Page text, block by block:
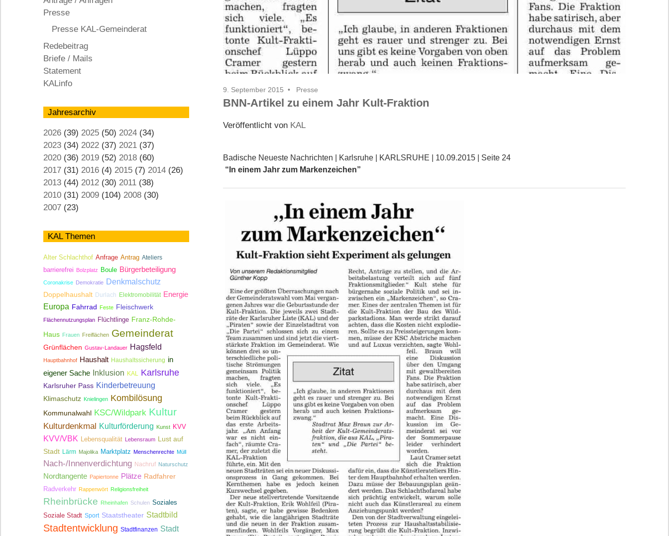
KAL
9. September 2015 Presse
BNN-Artikel zu einem Jahr Kult-Fraktion
Veröffentlicht von KAL
Badische Neueste Nachrichten | Karlsruhe | KARLSRUHE | 10.09.2015 | Seite 24
“In einem Jahr zum Markenzeichen”
Presse
Presse KAL-Gemeinderat
Redebeitrag
Briefe / Mails
Statement
KALinfo
Jahresarchiv
2026 (39) 2025 (50) 2024 (34)
2023 (34) 2022 (37) 2021 (37)
2020 (36) 2019 (52) 2018 (60)
2017 (31) 2016 (4) 2015 (7) 2014 (26)
2013 (44) 2012 (30) 2011 (38)
2010 (31) 2009 (104) 2008 (30)
2007 (23)
KAL Themen
Alter Schlachthof Anfrage Antrag Ateliers
barrierefrei Bolzplatz Boule Bürgerbeteiligung
Coronakrise Demokratie Denkmalschutz
Doppelhaushalt Durlach Elektromobilität Energie
Europa Fahrrad Feste Fleischwerk
Flächennutzungsplan Flüchtlinge Franz-Rohde-
Haus Frauen Freiflächen Gemeinderat
Grünflächen Gustav-Landauer Hagsfeld
Hauptbahnhof Haushalt Haushaltssicherung in
eigener Sache Inklusion KAL Karlsruhe
Karlsruher Pass Kinderbetreuung
Klimaschutz Knielingen Kombilösung
Kommunalwahl KSC/Wildpark Kultur
Kulturdenkmal Kulturförderung Kunst KVV
KVV/VBK Lebensqualität Lebensraum
Lust auf
Stadt Lärm Majolika Marktplatz Menschenrechte Müll
Nach-/Innenverdichtung Nachruf Naturschutz
Nordtangente Papiertonne Plätze Radfahrer
Radverkehr Rappenwört Religionsfreiheit
Rheinbrücke Rheinhafen Schulen Soziales
Soziale Stadt Sport Staatstheater Stadtbild
Stadtentwicklung Stadtfinanzen Stadt